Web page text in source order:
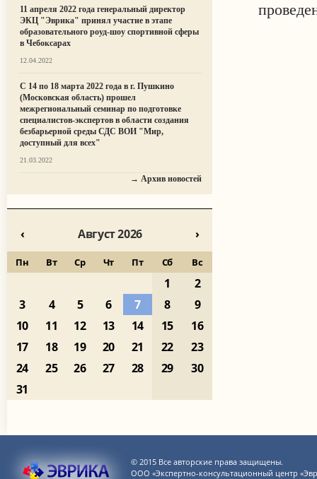
11 апреля 2022 года генеральный директор
ЭКЦ "Эврика" принял участие в этапе
образовательного роуд-шоу спортивной сферы
в Чебоксарах
12.04.2022
С 14 по 18 марта 2022 года в г. Пушкино
(Московская область) прошел
межрегиональный семинар по подготовке
специалистов-экспертов в области создания
безбарьерной среды СДС ВОИ "Мир,
доступный для всех"
21.03.2022
→ Архив новостей
‹ Август 2026 ›
Пн Вт Ср Чт Пт Сб Вс
1
2
3
4 5 6 7 8
9
10
11 12 13 14 15
16
17
18 19 20 21 22
23
24
25 26 27 28 29
30
31
© 2015 Все авторские права защищены.
ООО «Экспертно-консультационный центр